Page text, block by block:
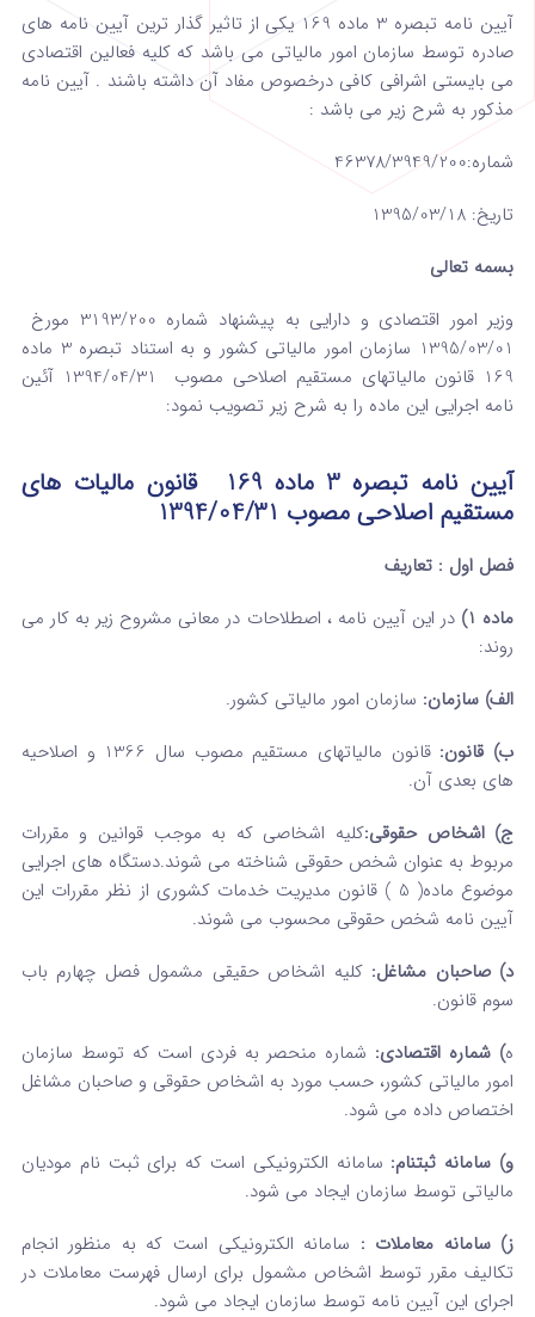
آیین نامه تبصره 3 ماده 169 یکی از تاثیر گذار ترین آیین نامه های
صادره توسط سازمان امور مالیاتی می باشد که کلیه فعالین اقتصادی
می بایستی اشرافی کافی درخصوص مفاد آن داشته باشند . آیین نامه
مذکور به شرح زیر می باشد :
شماره:46378/3949/200
تاریخ: 1395/03/18
بسمه تعالی
وزیر امور اقتصادی و دارایی به پیشنهاد شماره 3193/200 مورخ
1395/03/01 سازمان امور مالیاتی کشور و به استناد تبصره 3 ماده
169 قانون مالیات­های مستقیم اصلاحی مصوب 1394/04/31 آئین
نامه اجرایی این ماده را به شرح زیر تصویب نمود:
آیین نامه تبصره 3 ماده 169 قانون مالیات های
مستقیم اصلاحیمصوب 1394/04/31
فصل اول : تعاریف
ماده 1)
در این آیین نامه ، اصطلاحات در معانی مشروح زیر به کار می
روند:
الف) سازمان: سازمان امور مالیاتی کشور.
ب) قانون:
قانون مالیات­های مستقیم مصوب سال 1366 و اصلاحیه
های بعدی آن.
ج) اشخاص حقوقی:کلیه اشخاصی که به موجب قوانین و مقررات
مربوط به عنوان شخص حقوقی شناخته می شوند.دستگاه های اجرایی
موضوع ماده( 5 ) قانون مدیریت خدمات کشوری از نظر مقررات این
آیین نامه شخص حقوقی محسوب می شوند.
د) صاحبان مشاغل: کلیه اشخاص حقیقی مشمول فصل چهارم باب
سوم قانون.
ه) شماره اقتصادی: شماره منحصر به فردی است که توسط سازمان
امور مالیاتی کشور، حسب مورد به اشخاص حقوقی و صاحبان مشاغل
اختصاص داده می شود.
و) سامانه ثبت­نام: سامانه الکترونیکی است که برای ثبت نام مودیان
مالیاتی توسط سازمان ایجاد می شود.
ز) سامانه معاملات : سامانه الکترونیکی است که به منظور انجام
تکالیف مقرر توسط اشخاص مشمول برای ارسال فهرست معاملات در
اجرای این آیین نامه توسط سازمان ایجاد می شود.